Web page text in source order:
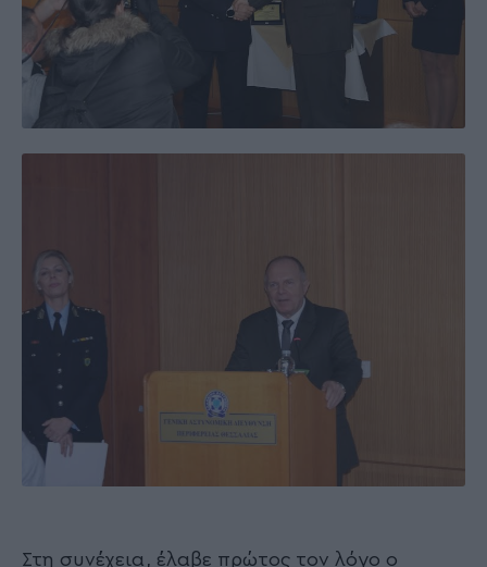
Στη συνέχεια, έλαβε πρώτος τον λόγο ο